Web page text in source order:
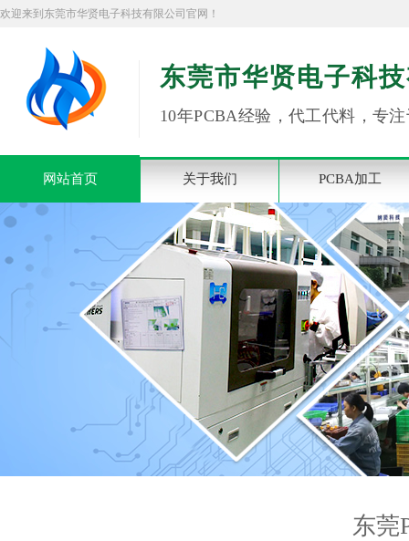
欢迎来到东莞市华贤电子科技有限公司官网！
东莞市华贤电子科
10年PCBA经验，代工代料，专
网站首页 关于我们 PCBA加工
东莞